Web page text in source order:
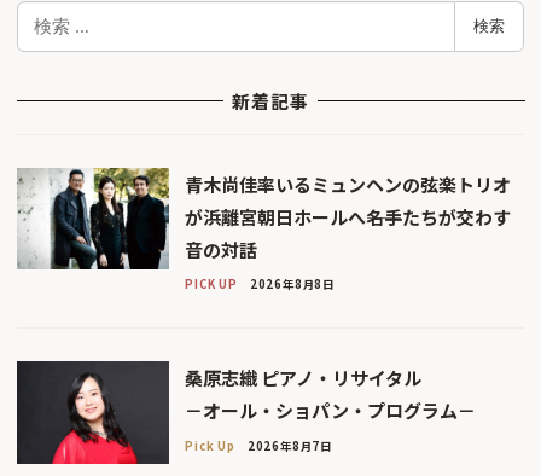
検
検索
新着記事
青木尚佳率いるミュンヘンの弦楽トリオ
が浜離宮朝日ホールへ――名手たちが交わす
音の対話
PICK UP 2026年8月8日
桑原志織 ピアノ・リサイタル
－オール・ショパン・プログラム－
Pick Up 2026年8月7日